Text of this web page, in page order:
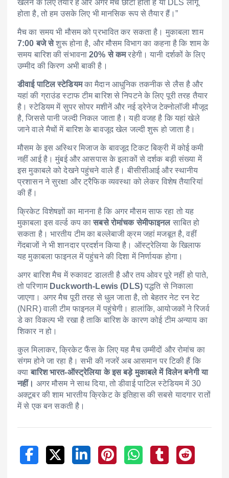
खेलने के लिए तैयार हैं और अगर मैच छोटा होता है या DLS लागू
होता है, तो हम उसके लिए भी मानसिक रूप से तैयार हैं।”
मैच का समय भी मौसम को प्रभावित कर सकता है। मुकाबला शाम
7:00 बजे सेशुरू होना है, और मौसम विभाग का कहना है कि शाम के
समय बारिश की संभावना20% से कमरहेगी। यानी दर्शकों के लिए
उम्मीद की किरण अभी बाकी है।
डीवाई पाटिल स्टेडियमका मैदान आधुनिक तकनीक से लैस है और
यहां की ग्राउंड स्टाफ टीम बारिश से निपटने के लिए पूरी तरह तैयार
है। स्टेडियम में सुपर सोपर मशीनें और नई ड्रेनेज टेक्नोलॉजी मौजूद
है, जिससे पानी जल्दी निकल जाता है। यही वजह है कि यहां खेले
जाने वाले मैचों में बारिश के बावजूद खेल जल्दी शुरू हो जाता है।
मौसम के इस अस्थिर मिजाज के बावजूद टिकट बिक्री में कोई कमी
नहीं आई है। मुंबई और आसपास के इलाकों से दर्शक बड़ी संख्या में
इस मुकाबले को देखने पहुंचने वाले हैं। बीसीसीआई और स्थानीय
प्रशासन ने सुरक्षा और ट्रैफिक व्यवस्था को लेकर विशेष तैयारियां
की हैं।
क्रिकेट विशेषज्ञों का मानना है कि अगर मौसम साफ रहा तो यह
मुकाबला इस वर्ल्ड कप कासबसे रोमांचक सेमीफाइनलसाबित हो
सकता है। भारतीय टीम का बल्लेबाजी क्रम जहां मजबूत है, वहीं
गेंदबाजों ने भी शानदार प्रदर्शन किया है। ऑस्ट्रेलिया के खिलाफ
यह मुकाबला फाइनल में पहुंचने की दिशा में निर्णायक होगा।
अगर बारिश मैच में रुकावट डालती है और तय ओवर पूरे नहीं हो पाते,
तो परिणाम Duckworth-Lewis (DLS) पद्धति से निकाला
जाएगा। अगर मैच पूरी तरह से धुल जाता है, तो बेहतर नेट रन रेट
(NRR) वाली टीम फाइनल में पहुंचेगी। हालांकि, आयोजकों ने रिजर्व
डे का विकल्प भी रखा है ताकि बारिश के कारण कोई टीम अन्याय का
शिकार न हो।
कुल मिलाकर, क्रिकेट फैंस के लिए यह मैच उम्मीदों और रोमांच का
संगम होने जा रहा है। सभी की नजरें अब आसमान पर टिकी हैं कि
क्याबारिश भारत-ऑस्ट्रेलिया के इस बड़े मुकाबले में विलेन बनेगी या
नहीं। अगर मौसम ने साथ दिया, तो डीवाई पाटिल स्टेडियम में 30
अक्टूबर की शाम भारतीय क्रिकेट के इतिहास की सबसे यादगार रातों
में से एक बन सकती है।